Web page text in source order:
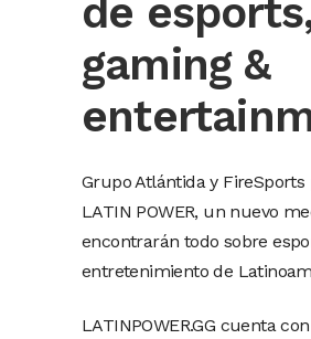
de
gaming &
Grupo Atlántida y FireSports
LATIN POWER, un nuevo
encontrarán todo sobre
entretenimiento de
LATINPOWER.GG cuenta